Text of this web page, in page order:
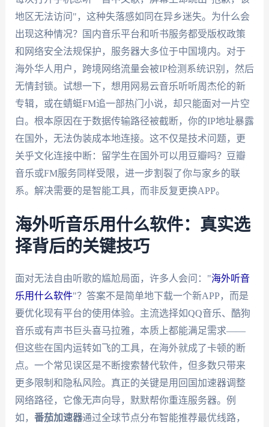
地区无法访问"，这种失落感如同在异乡迷失。为什么会
出现这种情况？国内音乐平台和听书服务都受版权政策
和网络安全法规保护，服务器大多位于中国境内。对于
海外华人用户，跨境网络流量会被IP检测系统识别，然后
无情封锁。试想一下，想用网易云音乐听听周杰伦的新
专辑，或在蜻蜓FM追一部热门小说，却只能面对一片空
白。根本原因在于数据传输路径被截断，你的IP地址暴露
在国外，无法伪装成本地连接。这不仅是技术问题，更
关乎文化连接中断：留学生在国外可以用豆瓣吗？豆瓣
音乐或FM服务同样受限，进一步割裂了你与家乡的联
系。解决需要的是智能工具，而非反复更换APP。
海外听音乐用什么软件：真实选
择背后的关键技巧
面对无法自由听歌的尴尬局面，许多人会问："海外听音
乐用什么软件"？答案不是简单地下载一个新APP，而是
要优化现有平台的使用体验。主流选择如QQ音乐、酷狗
音乐或有声书巨头喜马拉雅，本质上都能满足需求——
但这些在国内运转如飞的工具，在海外就成了卡顿的断
点。一个常见误区是不断搜索替代软件，但多数只带来
更多限制和隐私风险。真正的关键是用回国加速器调整
网络路径，它像无声向导，默默帮你重连服务器。例
如， 番茄加速器通过全球节点分布智能推荐最优线路，